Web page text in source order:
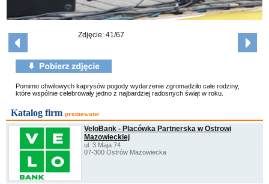
Zdjęcie: 41/67
Pomimo chwilowych kaprysów pogody wydarzenie zgromadziło całe rodziny,
które wspólnie celebrowały jedno z najbardziej radosnych świąt w roku.
Katalog firm promowane
VeloBank - Placówka Partnerska w Ostrowi
Mazowieckiej
ul. 3 Maja 74
07-300 Ostrów Mazowiecka